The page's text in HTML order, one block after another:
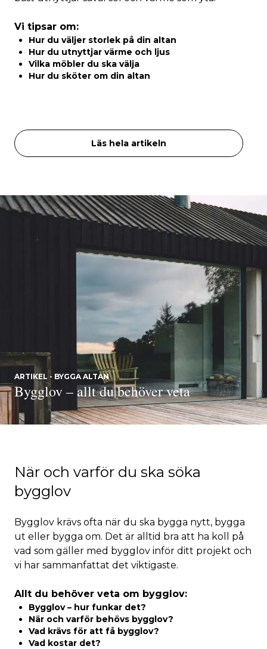
Vi tipsar om:
Hur du väljer storlek på din altan
Hur du utnyttjar värme och ljus
Vilka möbler du ska välja
Hur du sköter om din altan
Läs hela artikeln
När och varför du ska söka
bygglov
Bygglov krävs ofta när du ska bygga nytt, bygga
ut eller bygga om. Det är alltid bra att ha koll på
vad som gäller med bygglov inför ditt projekt och
vi har sammanfattat det viktigaste.
Allt du behöver veta om bygglov:
Bygglov – hur funkar det?
När och varför behövs bygglov?
Vad krävs för att få bygglov?
Vad kostar det?
ARTIKEL - BYGGA ALTAN
Bygglov – allt du behöver veta